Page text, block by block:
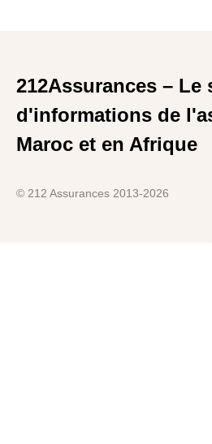
212Assurances – Le
d'informations de
Maroc et en Afrique
© 212 Assurances 2013-2026